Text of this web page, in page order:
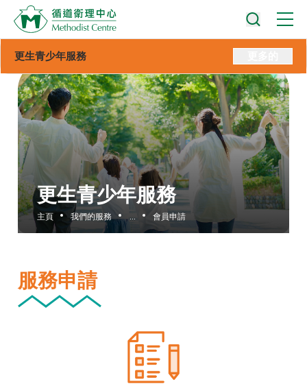
更生青少年服務
主頁 我們的服務 會員申請
更生青少年服務
服務申請